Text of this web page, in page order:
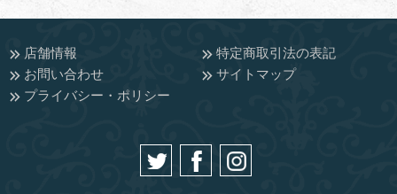
店舗情報
特定商取引法の表記
お問い合わせ
サイトマップ
プライバシー・ポリシー